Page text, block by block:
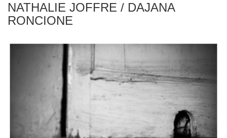
NATHALIE JOFFRE / DAJANA
RONCIONE